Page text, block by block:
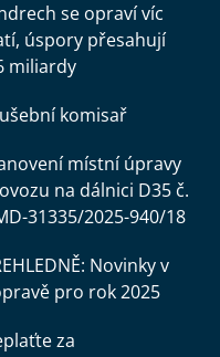
se opraví víc
úspory přesahují
miliardy
komisař
místní úpravy
na dálnici D35 č.
31335/2025-940/18
Novinky v
pro rok 2025
za